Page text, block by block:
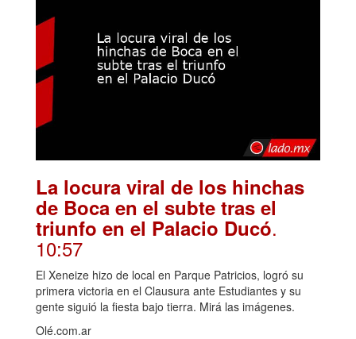
La locura viral de los hinchas
de Boca en el subte tras el
triunfo en el Palacio Ducó.
10:57
El Xeneize hizo de local en Parque Patricios, logró su
primera victoria en el Clausura ante Estudiantes y su
gente siguió la fiesta bajo tierra. Mirá las imágenes.
Olé.com.ar